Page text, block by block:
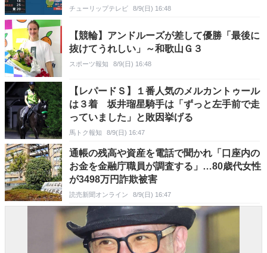
進む見込み【雨と風のシミュレーション】
チューリップテレビ 8/9(日) 16:48
【競輪】アンドルーズが差して優勝「最後に
抜けてうれしい」～和歌山Ｇ３
スポーツ報知 8/9(日) 16:48
【レパードＳ】１番人気のメルカントゥール
は３着 坂井瑠星騎手は「ずっと左手前で走
っていました」と敗因挙げる
馬トク報知 8/9(日) 16:47
通帳の残高や資産を電話で聞かれ「口座内の
お金を金融庁職員が調査する」…80歳代女性
が3498万円詐欺被害
読売新聞オンライン 8/9(日) 16:47